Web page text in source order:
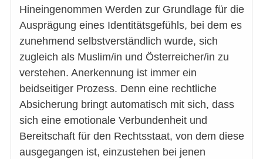
Hineingenommen Werden zur Grundlage für die
Ausprägung eines Identitätsgefühls, bei dem es
zunehmend selbstverständlich wurde, sich
zugleich als Muslim/in und Österreicher/in zu
verstehen. Anerkennung ist immer ein
beidseitiger Prozess. Denn eine rechtliche
Absicherung bringt automatisch mit sich, dass
sich eine emotionale Verbundenheit und
Bereitschaft für den Rechtsstaat, von dem diese
ausgegangen ist, einzustehen bei jenen